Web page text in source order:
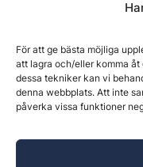
För att ge bästa möjliga
att lagra och/eller komma
dessa tekniker kan vi
denna webbplats. Att inte
påverka vissa funktioner
Kontakta oss
Östernäsvägen 1,
Ansvarig utgivare: